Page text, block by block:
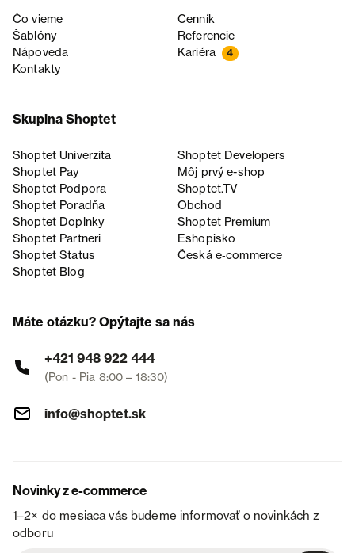
Čo vieme
Cenník
Šablóny
Referencie
Nápoveda
Kariéra 4
Kontakty
Skupina Shoptet
Shoptet Univerzita
Shoptet Developers
Shoptet Pay
Môj prvý e-shop
Shoptet Podpora
Shoptet.TV
Shoptet Poradňa
Obchod
Shoptet Doplnky
Shoptet Premium
Shoptet Partneri
Eshopisko
Shoptet Status
Česká e‑commerce
Shoptet Blog
Máte otázku? Opýtajte sa nás
+421 948 922 444
(Pon - Pia 8:00 – 18:30)
info@shoptet.sk
Novinky z e-commerce
1–2× do mesiaca vás budeme informovať o novinkách z
odboru